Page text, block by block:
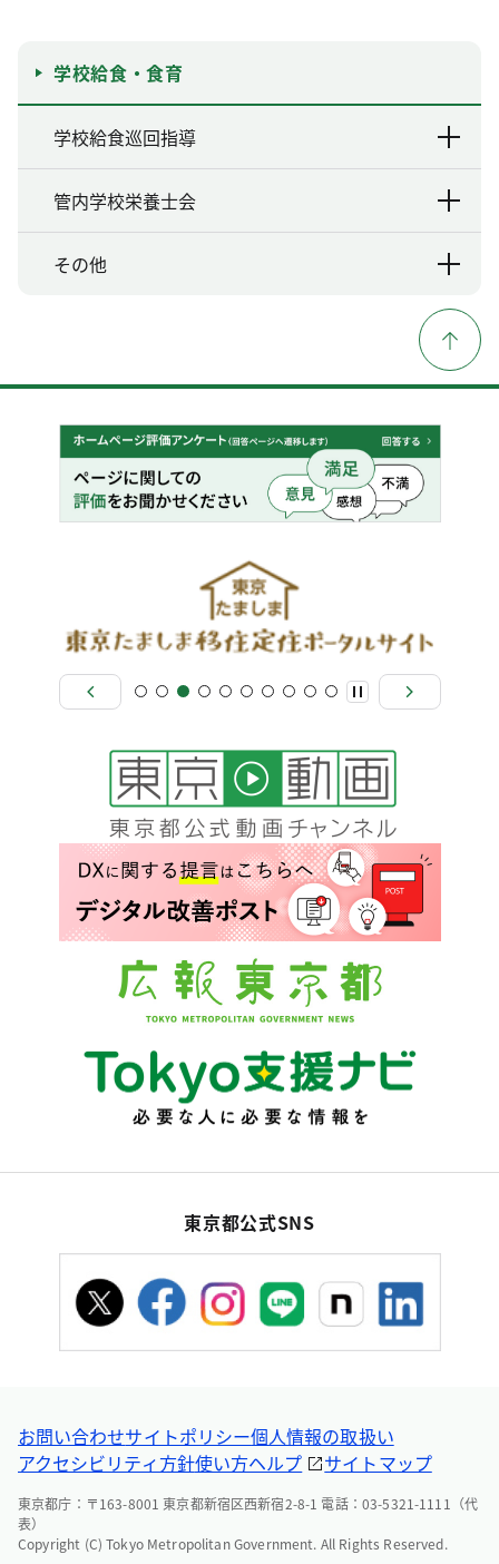
学校給食・食育
学校給食巡回指導
管内学校栄養士会
その他
東京都公式SNS
お問い合わせサイトポリシー個人情報の取扱い
アクセシビリティ方針使い方ヘルプ サイトマップ
東京都庁：〒163-8001 東京都新宿区西新宿2-8-1 電話：03-5321-1111（代
表）
Copyright (C) Tokyo Metropolitan Government. All Rights Reserved.